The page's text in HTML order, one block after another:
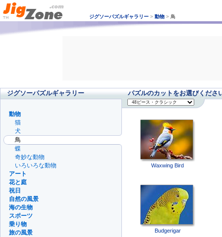
ジグソーパズルギャラリー >動物 > 鳥
ジグソーパズルギャラリー パズルのカットをお選びくださ
Waxwing Bird
Budgerigar
動物
猫
犬
鳥
蝶
奇妙な動物
いろいろな動物
アート
花と庭
祝日
自然の風景
海の生物
スポーツ
乗り物
旅の風景